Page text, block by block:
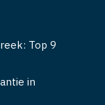
Top 9
in